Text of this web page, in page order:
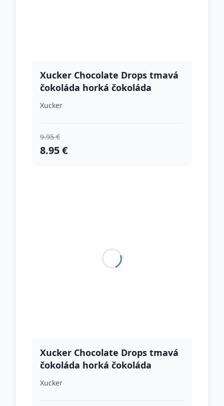
Xucker Chocolate Drops tmavá
čokoláda horká čokoláda
Xucker
9.95 €
8.95 €
Xucker Chocolate Drops tmavá
čokoláda horká čokoláda
Xucker